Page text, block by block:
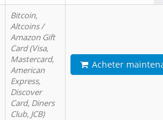
Bitcoin,
Altcoins /
Amazon Gift
Card (Visa,
Mastercard,
American
Express,
Discover
Card, Diners
Club, JCB)
Acheter